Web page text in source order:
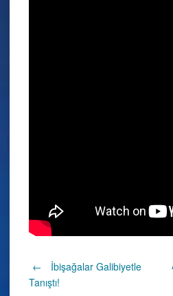
Post
←
İbişağalar Galibiyetle
Tanıştı!